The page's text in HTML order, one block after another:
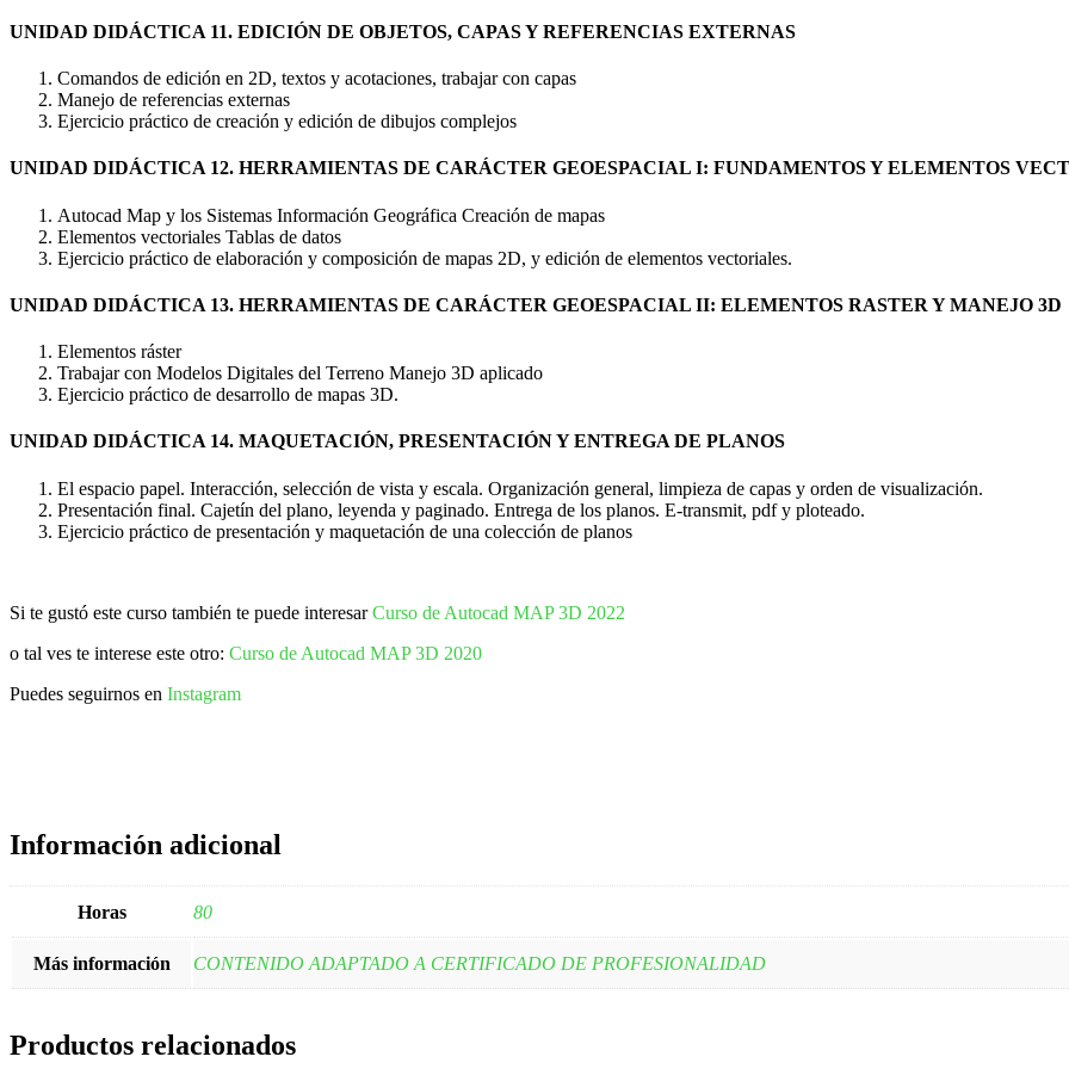
UNIDAD DIDÁCTICA 11. EDICIÓN DE OBJETOS, CAPAS Y REFERENCIAS EXTERNAS
Comandos de edición en 2D, textos y acotaciones, trabajar con capas
Manejo de referencias externas
Ejercicio práctico de creación y edición de dibujos complejos
UNIDAD DIDÁCTICA 12. HERRAMIENTAS DE CARÁCTER GEOESPACIAL I: FUNDAMENTOS Y ELEMENTOS
Autocad Map y los Sistemas Información Geográfica Creación de mapas
Elementos vectoriales Tablas de datos
Ejercicio práctico de elaboración y composición de mapas 2D, y edición de elementos vectoriales.
UNIDAD DIDÁCTICA 13. HERRAMIENTAS DE CARÁCTER GEOESPACIAL II: ELEMENTOS RASTER Y MANEJO 3D
Elementos ráster
Trabajar con Modelos Digitales del Terreno Manejo 3D aplicado
Ejercicio práctico de desarrollo de mapas 3D.
UNIDAD DIDÁCTICA 14. MAQUETACIÓN, PRESENTACIÓN Y ENTREGA DE PLANOS
El espacio papel. Interacción, selección de vista y escala. Organización general, limpieza de capas y orden de visualización.
Presentación final. Cajetín del plano, leyenda y paginado. Entrega de los planos. E-transmit, pdf y ploteado.
Ejercicio práctico de presentación y maquetación de una colección de planos
Si te gustó este curso también te puede interesarCurso de Autocad MAP 3D 2022
o tal ves te interese este otro: Curso de Autocad MAP 3D 2020
Puedes seguirnos en Instagram
Información adicional
Horas 80
Más información CONTENIDO ADAPTADO A CERTIFICADO DE PROFESIONALIDAD
Productos relacionados